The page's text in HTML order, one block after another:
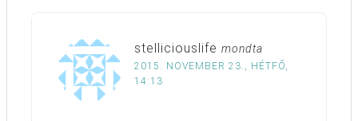
stelliciouslife mondta
2015. NOVEMBER 23., HÉTFŐ,
14:13